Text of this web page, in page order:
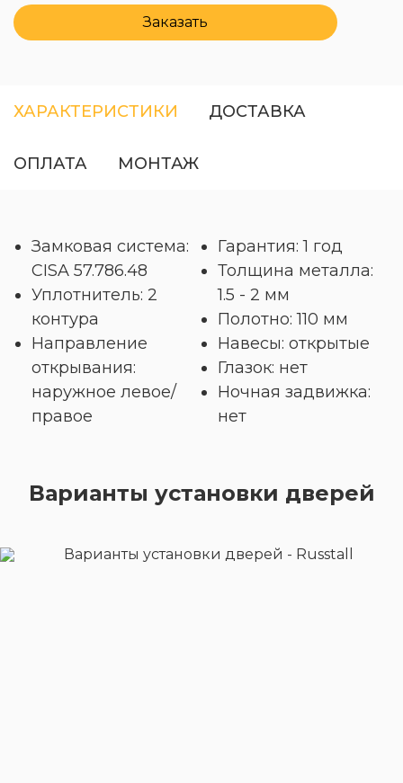
Заказать
ХАРАКТЕРИСТИКИ ДОСТАВКА
ОПЛАТА МОНТАЖ
Замковая система:
CISA 57.786.48
Уплотнитель: 2
контура
Направление
открывания:
наружное левое/
правое
Гарантия: 1 год
Толщина металла:
1.5 - 2 мм
Полотно: 110 мм
Навесы: открытые
Глазок: нет
Ночная задвижка:
нет
Варианты установки дверей